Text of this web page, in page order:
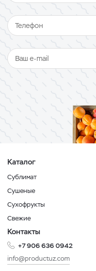
Каталог
Сублимат
Сушеные
Сухофрукты
Свежие
Контакты
+7 906 636 0942
info@productuz.com